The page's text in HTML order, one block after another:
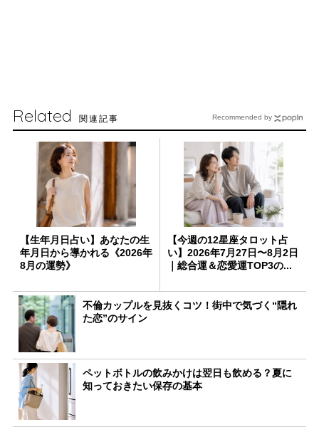
Related 関連記事
【生年月日占い】あなたの生
年月日から導かれる《2026年
8月の運勢》
【今週の12星座タロット占
い】2026年7月27日〜8月2日
｜総合運＆恋愛運TOP3の...
不倫カップルを見抜くコツ！街中で気づく“隠れ
た恋”のサイン
ペットボトルの飲みかけは翌日も飲める？夏に
知っておきたい保存の基本
Recommended by